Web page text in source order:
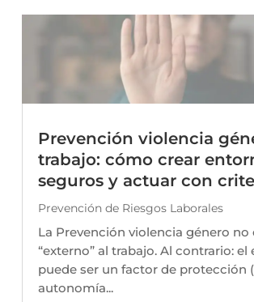
Prevención violencia
trabajo: cómo crear
seguros y actuar con
Prevención de Riesgos Laborales
La Prevención violencia género no
“externo” al trabajo. Al contrario: el
puede ser un factor de protección
autonomía...